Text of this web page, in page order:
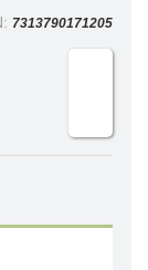
7313790171205